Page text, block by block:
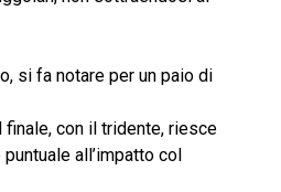
si fa notare per un paio di
con il tridente, riesce
all’impatto col